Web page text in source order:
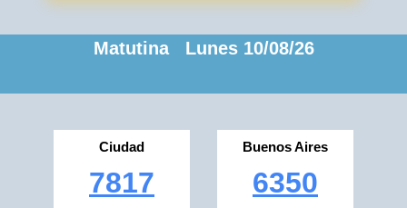
Matutina Lunes 10/08/26
Ciudad
7817
Buenos Aires
6350